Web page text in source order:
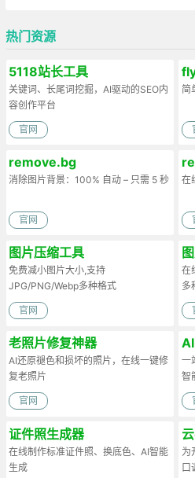
热门资源
5118站长工具
关键词、长尾词挖掘，AI驱动的SEO内
容创作平台
官网
简
remove.bg
消除图片背景：100% 自动 – 只需 5 秒
官网
在
图片压缩工具
免费减小图片大小,支持
JPG/PNG/Webp多种格式
官网
在
多
老照片修复神器
AI还原褪色和损坏的照片，在线一键修
复老照片
官网
一
智
证件照生成器
在线制作标准证件照、换底色、AI智能
生成
为
口